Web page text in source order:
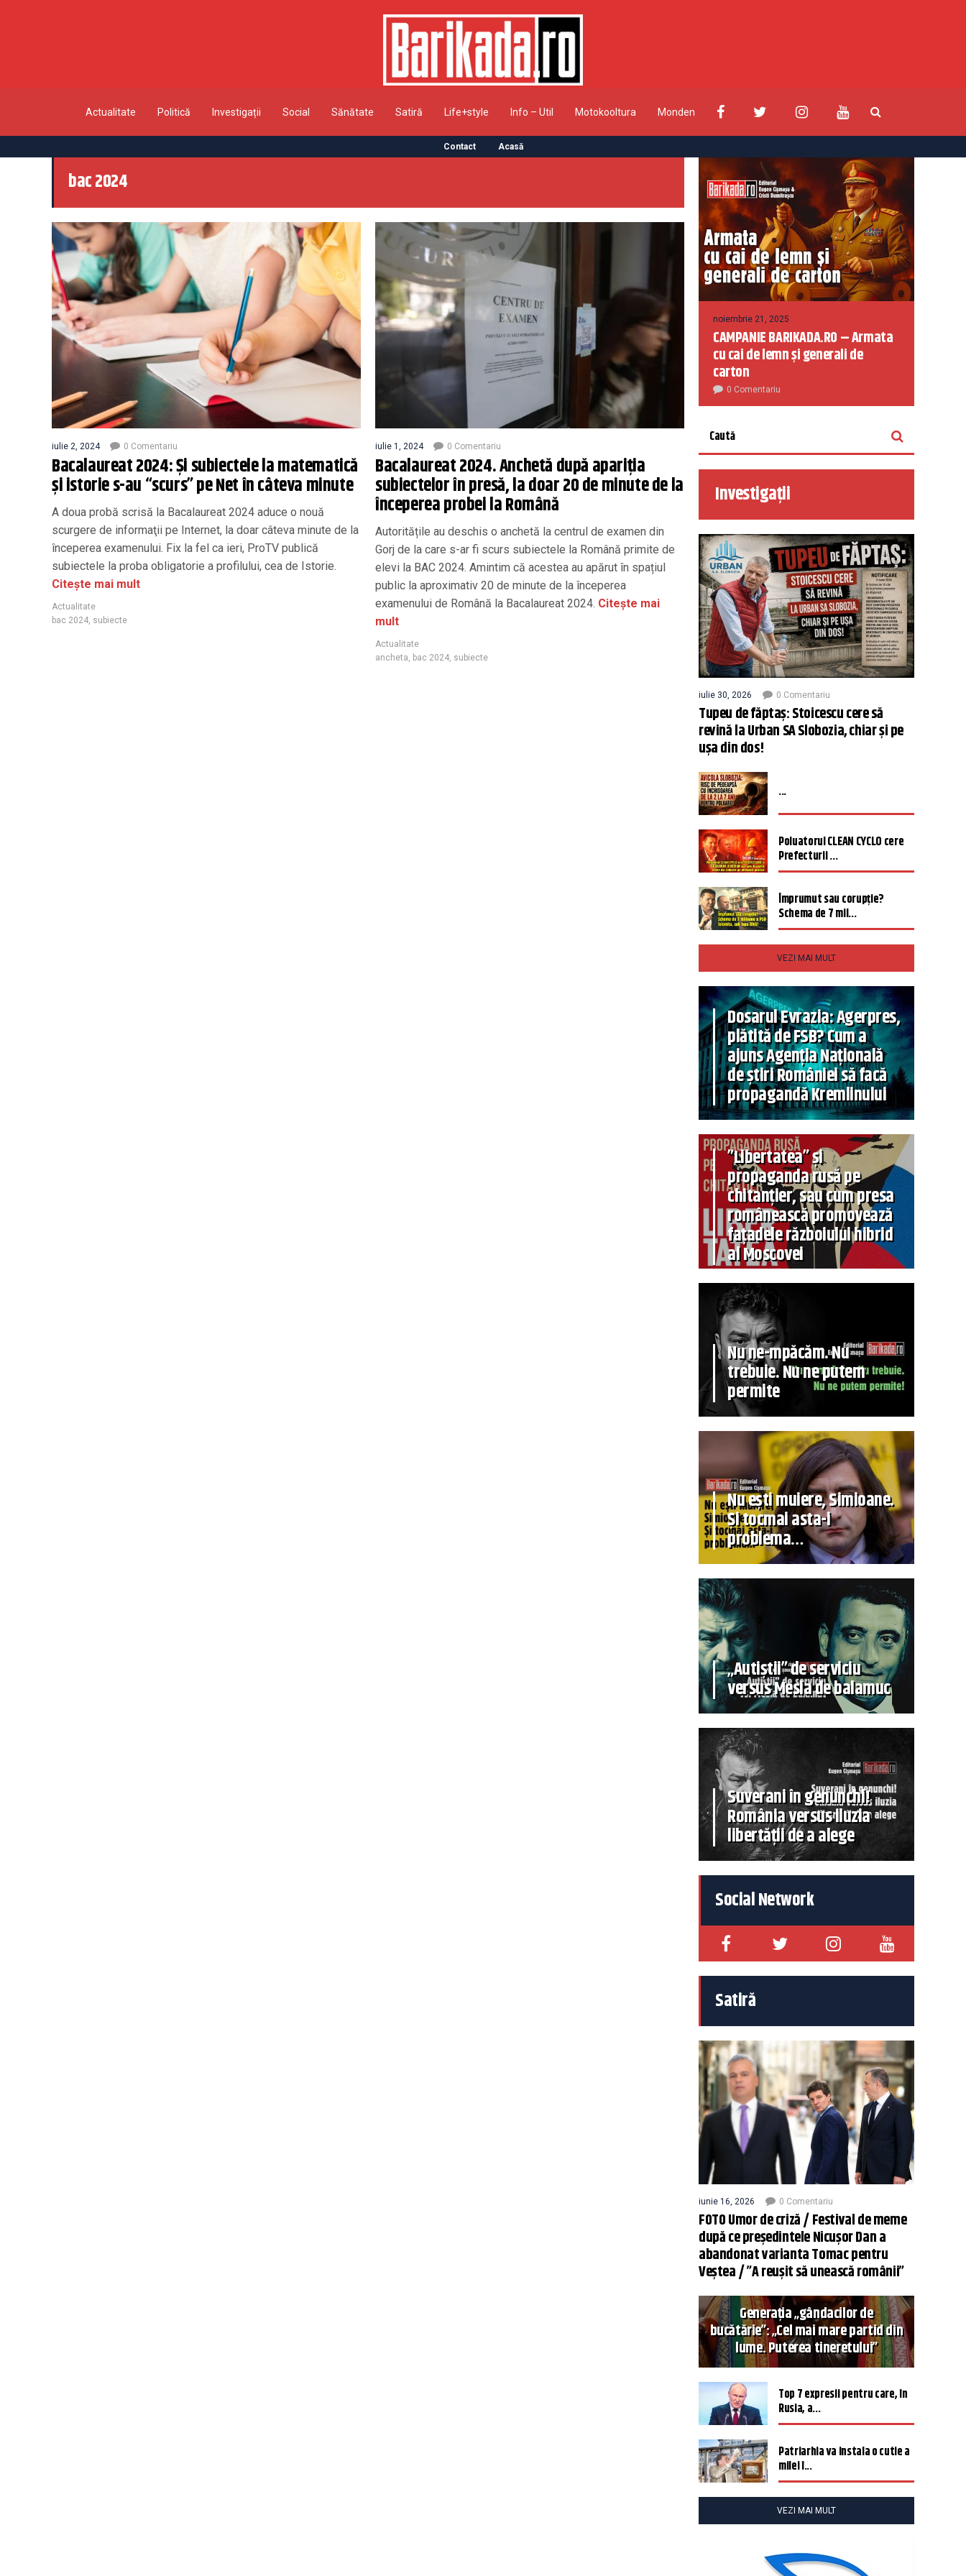
Actualitate Politică Investigații Social Sănătate Satiră Life+style Info – Util Motokooltura Monden
Contact Acasă
bac 2024
iulie 2, 2024 0 Comentariu
Bacalaureat 2024: Și subiectele la matematică
și istorie s-au “scurs” pe Net în câteva minute
A doua probă scrisă la Bacalaureat 2024 aduce o nouă
scurgere de informaţii pe Internet, la doar câteva minute de la
începerea examenului. Fix la fel ca ieri, ProTV publică
subiectele la proba obligatorie a profilului, cea de Istorie.
Citește mai mult
Actualitate
bac 2024 subiecte
iulie 1, 2024 0 Comentariu
Bacalaureat 2024. Anchetă după apariția
subiectelor în presă, la doar 20 de minute de la
începerea probei la Română
Autoritățile au deschis o anchetă la centrul de examen din
Gorj de la care s-ar fi scurs subiectele la Română primite de
elevi la BAC 2024. Amintim că acestea au apărut în spațiul
public la aproximativ 20 de minute de la începerea
examenului de Română la Bacalaureat 2024. Citește mai
mult
Actualitate
ancheta
bac 2024 subiecte
noiembrie 21, 2025
CAMPANIE BARIKADA.RO – Armata
cu cai de lemn și generali de
carton
0 Comentariu
Investigații
iulie 30, 2026 0 Comentariu
Tupeu de făptaș: Stoicescu cere să
revină la Urban SA Slobozia, chiar și pe
ușa din dos!
...
Poluatorul CLEAN CYCLO cere
Prefecturii ...
Împrumut sau corupție?
Schema de 7 mil...
VEZI MAI MULT
Dosarul Evrazia: Agerpres,
plătită de FSB? Cum a
ajuns Agenția Națională
de știri României să facă
propagandă Kremlinului
”Libertatea” și
propaganda rusă pe
chitanțier, sau cum presa
românească promovează
fațadele războiului hibrid
al Moscovei
Nu ne-mpăcăm. Nu
trebuie. Nu ne putem
permite
Nu ești muiere, Simioane.
Și tocmai asta-i
problema…
„Autiștii” de serviciu
versus Mesia de balamuc
Suverani în genunchi!
România versus iluzia
libertății de a alege
Social Network
Satiră
iunie 16, 2026 0 Comentariu
FOTO Umor de criză / Festival de meme
după ce președintele Nicușor Dan a
abandonat varianta Tomac pentru
Veștea / ”A reușit să unească românii”
Generația „gândacilor de
bucătărie”: „Cel mai mare partid din
lume. Puterea tineretului”
Top 7 expresii pentru care, în
Rusia, a...
Patriarhia va instala o cutie a
milei î...
VEZI MAI MULT